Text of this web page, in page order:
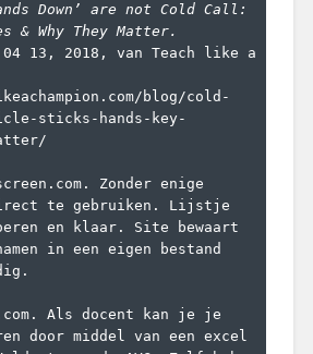
Down’ are not Cold Call:
& Why They Matter.
04 13, 2018, van Teach like a
blog/cold-
sticks-hands-key-
Zonder enige
te gebruiken. Lijstje
en klaar. Site bewaart
in een eigen bestand
Als docent kan je je
door middel van een excel